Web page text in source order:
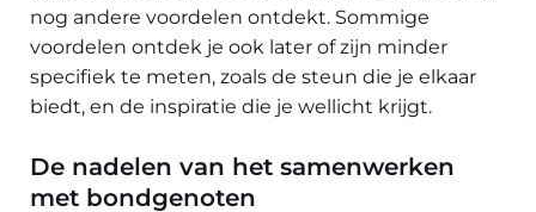
nog andere voordelen ontdekt. Sommige
voordelen ontdek je ook later of zijn minder
specifiek te meten, zoals de steun die je elkaar
biedt, en de inspiratie die je wellicht krijgt.
De nadelen van het samenwerken
met bondgenoten